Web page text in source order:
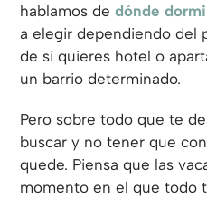
hablamos dedónde
a elegir dependiendo del
de si quieres hotel o
un barrio determinado.
Pero sobre todo que te
buscar y no tener que
quede. Piensa que las
momento en el que todo